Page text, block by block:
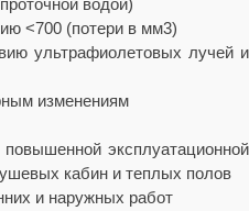
водой)
<700 (потери в мм3)
ультрафиолетовых лучей и
изменениям
эксплуатационной
кабин и теплых полов
и наружных работ